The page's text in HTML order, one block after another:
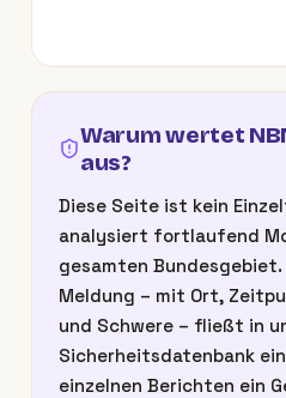
Warum wertet
aus?
Diese Seite ist kein
analysiert fortlaufend
gesamten
Meldung – mit Ort,
und Schwere – fließt in
Sicherheitsdatenbank
einzelnen Berichten ein